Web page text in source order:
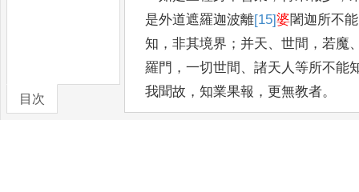
目次
是外道遮羅迦波離[15]婆闍迦所不能
知 ，非其境界 ； 并天、世間 ， 若魔
羅門 ，一切世間 、諸天人等所不能
我聞故 ，知業果報 ，更無教者。